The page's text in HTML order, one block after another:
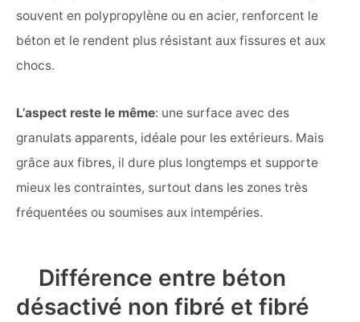
souvent en polypropylène ou en acier, renforcent le
béton et le rendent plus résistant aux fissures et aux
chocs.
L’aspect reste le même: une surface avec des
granulats apparents, idéale pour les extérieurs. Mais
grâce aux fibres, il dure plus longtemps et supporte
mieux les contraintes, surtout dans les zones très
fréquentées ou soumises aux intempéries.
Différence entre béton
désactivé non fibré et fibré